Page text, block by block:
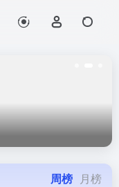
周榜 月榜